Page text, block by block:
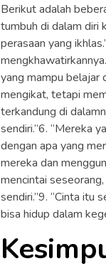
Berikut adalah
tumbuh di dalam diri
perasaan yang
yang mampu belajar
mengikat, tetapi
terkandung di
sendiri.”6. “Mereka
dengan apa yang
mereka dan
mencintai
sendiri.”9. “Cinta itu
bisa hidup dalam